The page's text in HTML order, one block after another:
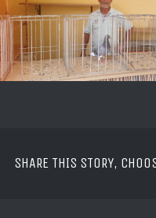
SHARE THIS STORY,